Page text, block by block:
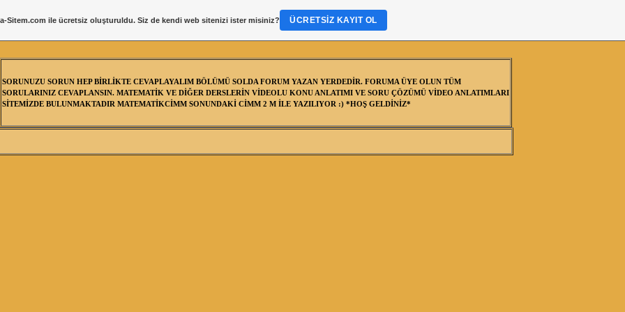
SORUNUZU SORUN HEP BİRLİKTE CEVAPLAYALIM BÖLÜMÜ SOLDA FORUM YAZAN YERDEDİR. FORUMA ÜYE OLUN TÜM
SORULARINIZ CEVAPLANSIN. MATEMATİK VE DİĞER DERSLERİN VİDEOLU KONU ANLATIMI VE SORU ÇÖZÜMÜ VİDEO ANLATIMLARI
SİTEMİZDE BULUNMAKTADIR MATEMATİKCİMM SONUNDAKİ CİMM 2 M İLE YAZILIYOR :) *HOŞ GELDİNİZ*
Sitem.com ile ücretsiz oluşturuldu. Siz de kendi web sitenizi ister misiniz? ÜCRETSIZ KAYIT OL